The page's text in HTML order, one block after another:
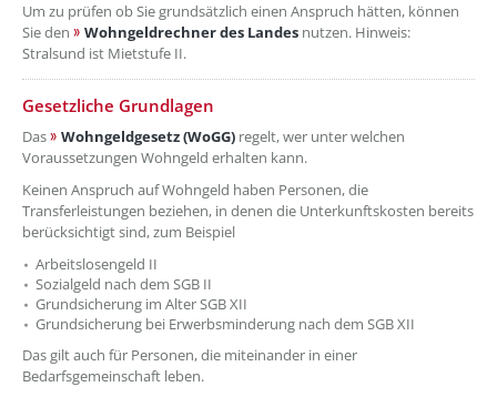
Um zu prüfen ob Sie grundsätzlich einen Anspruch hätten, können
Sie den
Wohngeldrechner des Landes nutzen. Hinweis:
Stralsund ist Mietstufe II.
Gesetzliche Grundlagen
Das Wohngeldgesetz (WoGG) regelt, wer unter welchen
Voraussetzungen Wohngeld erhalten kann.
Keinen Anspruch auf Wohngeld haben Personen, die
Transferleistungen beziehen, in denen die Unterkunftskosten bereits
berücksichtigt sind, zum Beispiel
Arbeitslosengeld II
Sozialgeld nach dem SGB II
Grundsicherung im Alter SGB XII
Grundsicherung bei Erwerbsminderung nach dem SGB XII
Das gilt auch für Personen, die miteinander in einer
Bedarfsgemeinschaft leben.